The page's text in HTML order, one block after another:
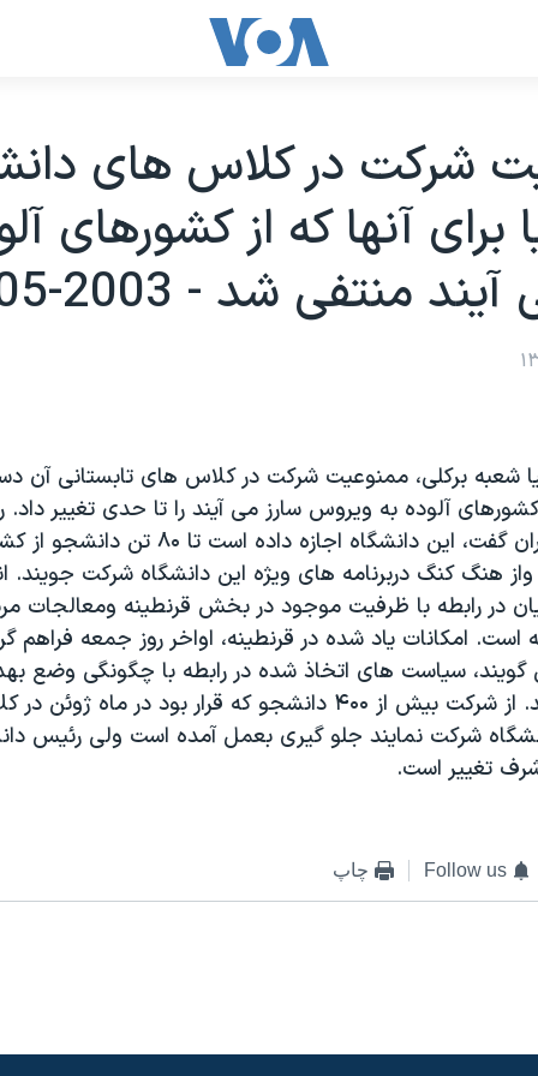
شرکت در کلاس های
برای آنها که از کشورهای
منتفی شد - 2003-05-12
شعبه برکلی، ممنوعيت شرکت در کلاس های تابستانی آن
کشورهای آلوده به ويروس سارز می آيند را تا حدی تغيير
برکلی به خبرنگاران گفت، اين دانشگاه اجازه
واز هنگ کنگ دربرنامه های ويژه اين دانشگاه شرکت جويند.
در رابطه با ظرفيت موجود در بخش قرنطينه ومعالجات
است. امکانات ياد شده در قرنطينه، اواخر روز جمعه فراهم
گويند، سياست های اتخاذ شده در رابطه با چگونگی وضع
پذير خواهد ماند. از شرکت بيش از ۴۰۰ دانشجو که قرار بود در ماه
شرکت نمايند جلو گيری بعمل آمده است ولی رئيس
تغيير است.
Follow us چاپ